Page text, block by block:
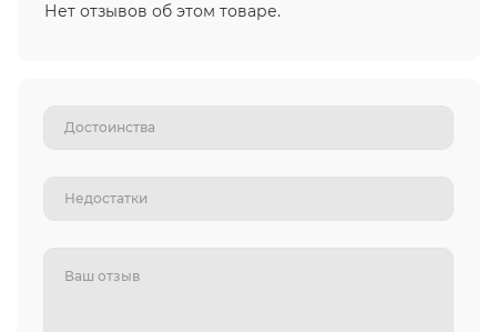
Нет отзывов об этом товаре.